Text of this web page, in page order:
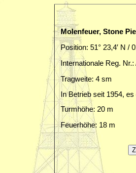
Molenfeuer, Stone
Position: 51° 23,4′ N /
Internationale Reg. Nr.:
Tragweite: 4 sm
In Betrieb seit 1954,
Turmhöhe: 20 m
Feuerhöhe: 18 m